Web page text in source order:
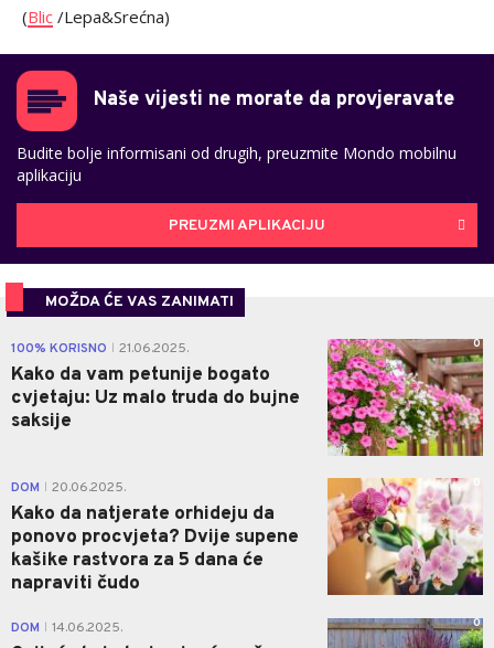
(Blic /Lepa&Srećna)
Naše vijesti ne morate da provjeravate
Budite bolje informisani od drugih, preuzmite Mondo mobilnu
aplikaciju
PREUZMI APLIKACIJU
MOŽDA ĆE VAS ZANIMATI
100% KORISNO 21.06.2025.
Kako da vam petunije bogato
cvjetaju: Uz malo truda do bujne
saksije
0
DOM 20.06.2025.
Kako da natjerate orhideju da
ponovo procvjeta? Dvije supene
kašike rastvora za 5 dana će
napraviti čudo
0
DOM 14.06.2025. 0